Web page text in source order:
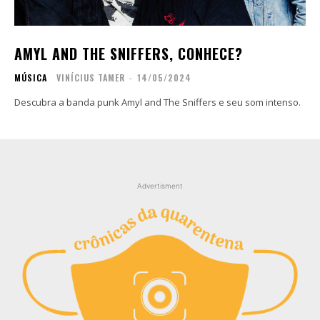
Zine
Autores
Sobre
Contato
Zine
Autores
Sobre
Contato
AMYL AND THE SNIFFERS, CONHECE?
MÚSICA VINÍCIUS TAMER - 14/05/2024
Descubra a banda punk Amyl and The Sniffers e seu som intenso.
Advertisment